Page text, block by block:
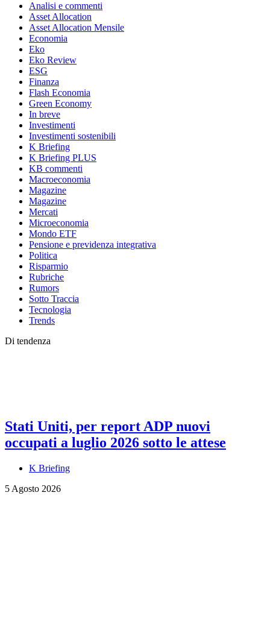
Analisi e commenti
Asset Allocation
Asset Allocation Mensile
Economia
Eko
Eko Review
ESG
Finanza
Flash Economia
Green Economy
In breve
Investimenti
Investimenti sostenibili
K Briefing
K Briefing PLUS
KB commenti
Macroeconomia
Magazine
Magazine
Mercati
Microeconomia
Mondo ETF
Pensione e previdenza integrativa
Politica
Risparmio
Rubriche
Rumors
Sotto Traccia
Tecnologia
Trends
Di tendenza
Stati Uniti, per report ADP nuovi
occupati a luglio 2026 sotto le attese
K Briefing
5 Agosto 2026